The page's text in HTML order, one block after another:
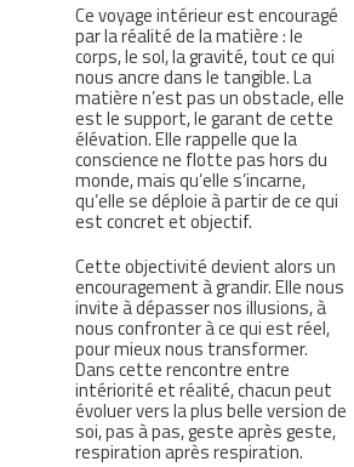
Ce voyage intérieur est encouragé
par la réalité de la matière : le
corps, le sol, la gravité, tout ce qui
nous ancre dans le tangible. La
matière n’est pas un obstacle, elle
est le support, le garant de cette
élévation. Elle rappelle que la
conscience ne flotte pas hors du
monde, mais qu’elle s’incarne,
qu’elle se déploie à partir de ce qui
est concret et objectif.
Cette objectivité devient alors un
encouragement à grandir. Elle nous
invite à dépasser nos illusions, à
nous confronter à ce qui est réel,
pour mieux nous transformer.
Dans cette rencontre entre
intériorité et réalité, chacun peut
évoluer vers la plus belle version de
soi, pas à pas, geste après geste,
respiration après respiration.